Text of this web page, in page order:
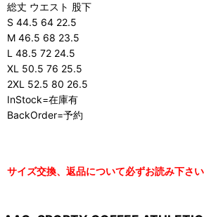
総丈 ウエスト 股下
S 44.5 64 22.5
M 46.5 68 23.5
L 48.5 72 24.5
XL 50.5 76 25.5
2XL 52.5 80 26.5
InStock=在庫有
BackOrder=予約
サイズ交換、返品について必ずお読み下さい